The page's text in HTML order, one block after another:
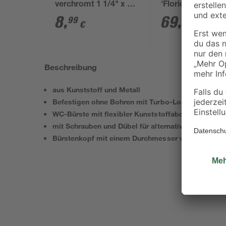
verchromt 1 1/4" x 32
mm
8,99 €
'Florida' weiß 65
x 33 cm
69,
Beschreibung
aus Kunststoff und Metall
Befestigen ohne Bohren mit Turbo-Loc®
WC-Bürste mit flexibler Kunststoffabdeckung
mit Schrauben und Dübel für alternative Befestigung
Bürstenkopf mit einem Durchmesser von 8 cm